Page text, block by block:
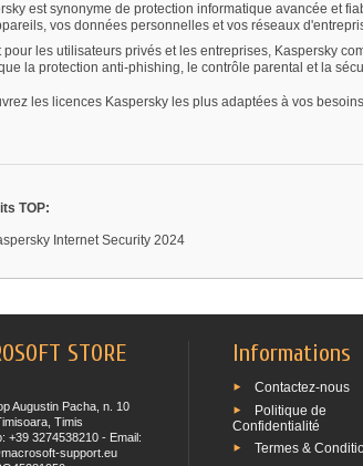
est synonyme de protection informatique avancée et
vos données personnelles et vos réseaux
pour les utilisateurs privés et les entreprises, Kaspersky
la protection anti-phishing, le contrôle parental et la
les licences Kaspersky les plus adaptées à vos
TOP:
Internet Security 2024
STORE
Augustin Pacha, n. 10
Timis
+39 3274538210 - Email:
support.eu
Informations
Contactez-nous
Politique de
Confidentialité
Termes &